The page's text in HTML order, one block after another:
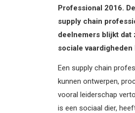
Professional 2016.
supply chain
deelnemers blijkt dat
sociale vaardigheden
Een supply chain
kunnen ontwerpen,
vooral leiderschap
is een sociaal dier,